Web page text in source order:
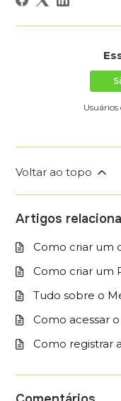
Usuários
Voltar ao topo
Artigos
Como criar um
Como criar um
Tudo sobre o
Como acessar
Como registrar